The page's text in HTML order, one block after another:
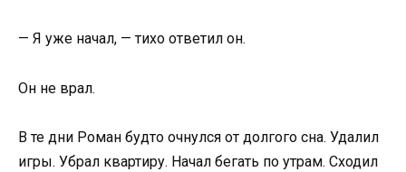
— Я уже начал, — тихо ответил он.
Он не врал.
В те дни Роман будто очнулся от долгого сна. Удалил
игры. Убрал квартиру. Начал бегать по утрам. Сходил